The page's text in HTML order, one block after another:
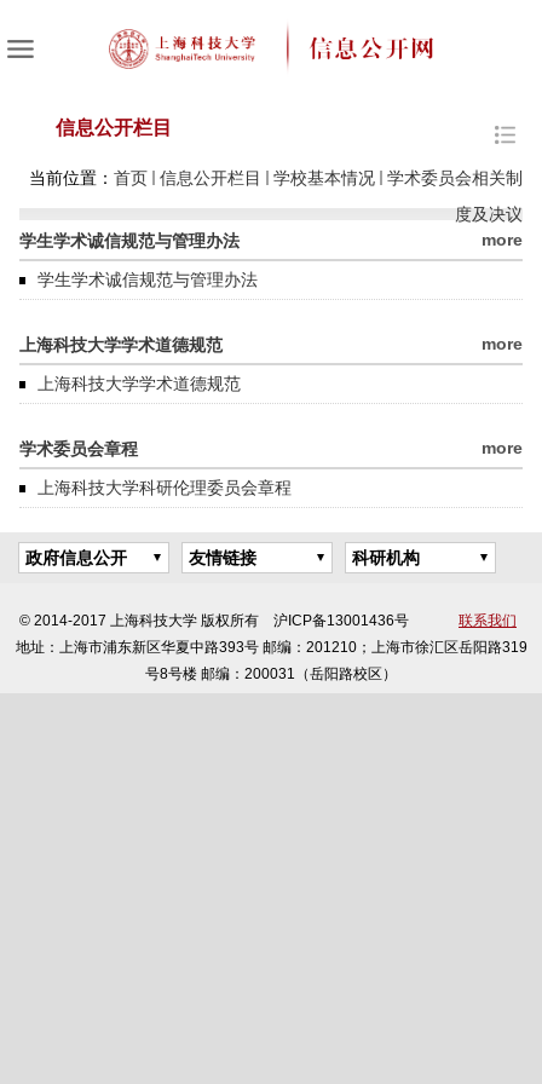
信息公开栏目
当前位置： 首页 信息公开栏目 学校基本情况
学术委员会相关制
度及决议
学生学术诚信规范与管理办法
more
学生学术诚信规范与管理办法
上海科技大学学术道德规范 more
上海科技大学学术道德规范
学术委员会章程 more
上海科技大学科研伦理委员会章程
政府信息公开 友情链接 科研机构
© 2014-2017 上海科技大学 版权所有 沪ICP备13001436号
联系我们
地址：上海市浦东新区华夏中路393号 邮编：201210；上海市徐汇区岳阳路319
号8号楼 邮编：200031（岳阳路校区）